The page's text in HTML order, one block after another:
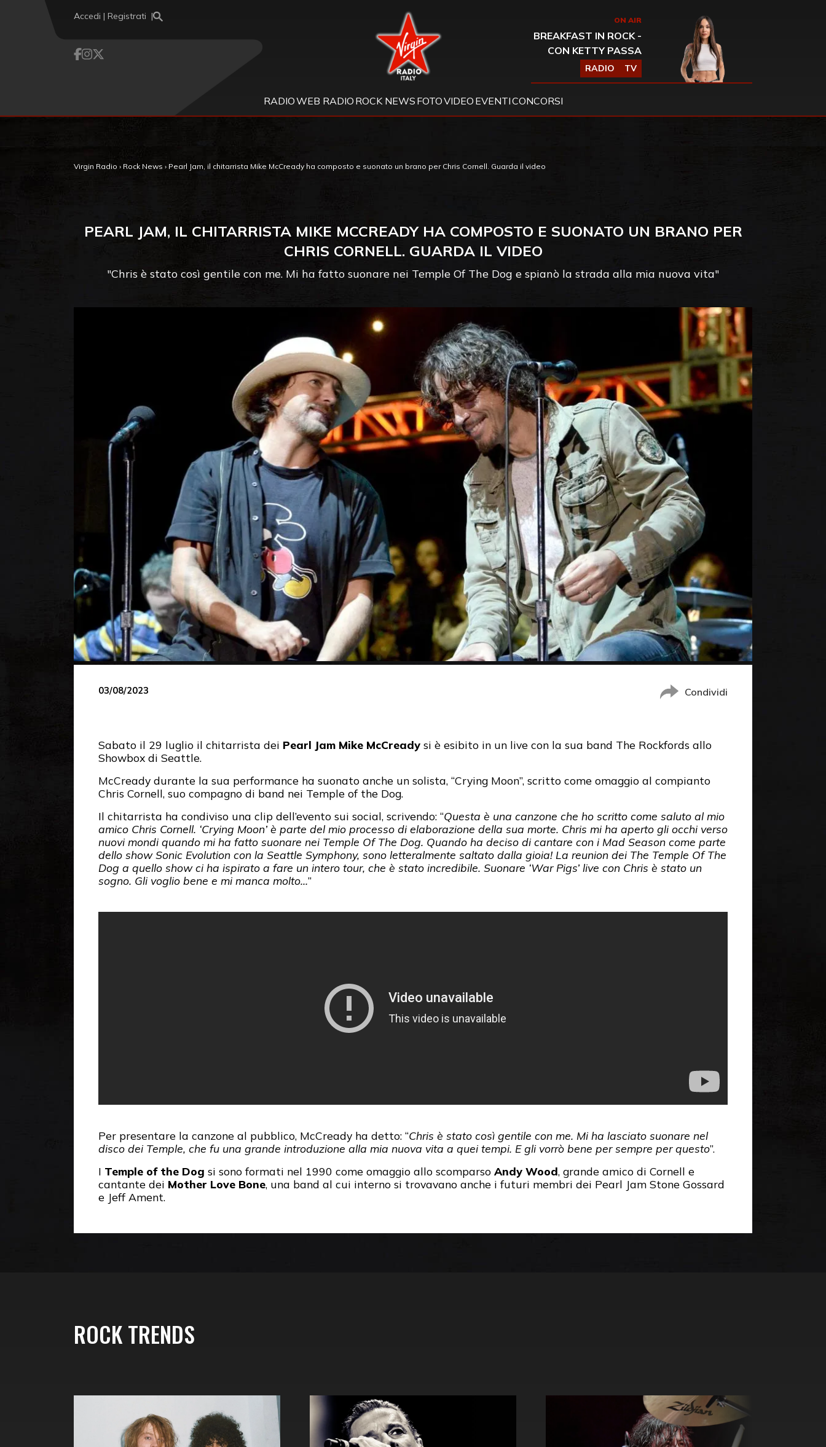
Accedi | Registrati Virgin Radio ON AIR
BREAKFAST IN ROCK -
CON KETTY PASSA
RADIO TV
RADIOWEB RADIO ROCK NEWS FOTOVIDEO EVENTICONCORSI
Virgin Radio › Rock News › Pearl Jam, il chitarrista Mike McCready ha composto e suonato un brano per Chris Cornell. Guarda il video
PEARL JAM, IL CHITARRISTA MIKE MCCREADY HA COMPOSTO E SUONATO UN BRANO PER
CHRIS CORNELL. GUARDA IL VIDEO
"Chris è stato così gentile con me. Mi ha fatto suonare nei Temple Of The Dog e spianò la strada alla mia nuova vita"
03/08/2023 Condividi
Sabato il 29 luglio il chitarrista dei Pearl Jam Mike McCready si è esibito in un live con la sua band The Rockfords allo
Showbox di Seattle.
McCready durante la sua performance ha suonato anche un solista, “Crying Moon”, scritto come omaggio al compianto
Chris Cornell, suo compagno di band nei Temple of the Dog.
Il chitarrista ha condiviso una clip dell’evento sui social, scrivendo: “Questa è una canzone che ho scritto come saluto al mio
amico Chris Cornell. ‘Crying Moon’ è parte del mio processo di elaborazione della sua morte. Chris mi ha aperto gli occhi verso
nuovi mondi quando mi ha fatto suonare nei Temple Of The Dog. Quando ha deciso di cantare con i Mad Season come parte
dello show Sonic Evolution con la Seattle Symphony, sono letteralmente saltato dalla gioia! La reunion dei The Temple Of The
Dog a quello show ci ha ispirato a fare un intero tour, che è stato incredibile. Suonare ‘War Pigs’ live con Chris è stato un
sogno. Gli voglio bene e mi manca molto…”
Per presentare la canzone al pubblico, McCready ha detto: “Chris è stato così gentile con me. Mi ha lasciato suonare nel
disco dei Temple, che fu una grande introduzione alla mia nuova vita a quei tempi. E gli vorrò bene per sempre per questo”.
I Temple of the Dog si sono formati nel 1990 come omaggio allo scomparso Andy Wood, grande amico di Cornell e
cantante dei Mother Love Bone, una band al cui interno si trovavano anche i futuri membri dei Pearl Jam Stone Gossard
e Jeff Ament.
ROCK TRENDS